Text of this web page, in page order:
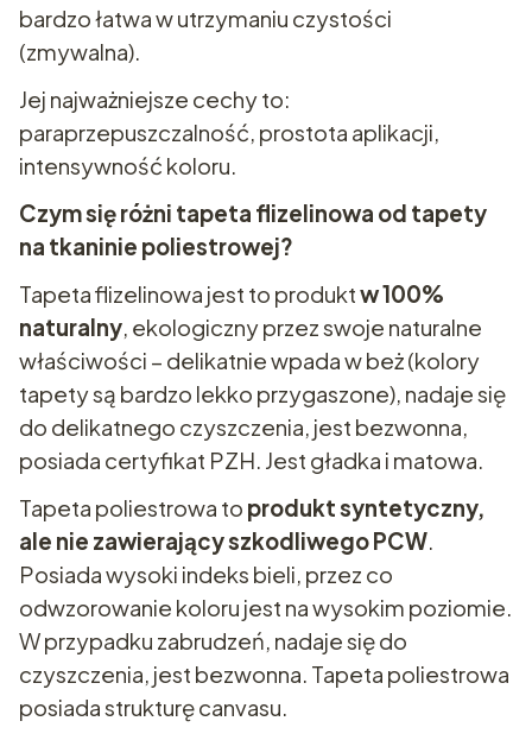
bardzo łatwa w utrzymaniu czystości
(zmywalna).
Jej najważniejsze cechy to:
paraprzepuszczalność, prostota aplikacji,
intensywność koloru.
Czym się różni tapeta flizelinowa od tapety
na tkaninie poliestrowej?
Tapeta flizelinowa jest to produktw 100%
naturalny, ekologiczny przez swoje naturalne
właściwości – delikatnie wpada w beż (kolory
tapety są bardzo lekko przygaszone), nadaje się
do delikatnego czyszczenia, jest bezwonna,
posiada certyfikat PZH. Jest gładka i matowa.
Tapeta poliestrowa to produkt syntetyczny,
ale nie zawierający szkodliwego PCW.
Posiada wysoki indeks bieli, przez co
odwzorowanie koloru jest na wysokim poziomie.
W przypadku zabrudzeń, nadaje się do
czyszczenia, jest bezwonna. Tapeta poliestrowa
posiada strukturę canvasu.